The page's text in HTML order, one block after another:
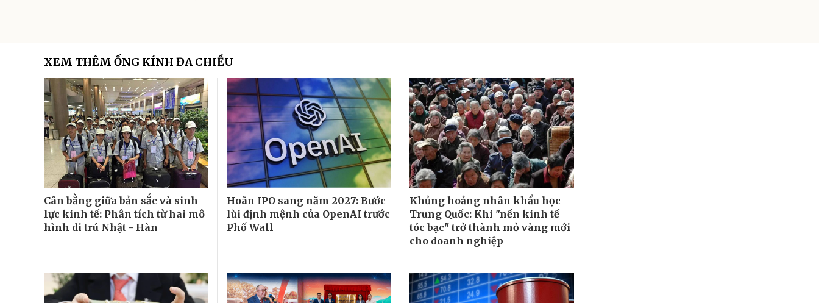
XEM THÊM ỐNG KÍNH ĐA CHIỀU
Cân bằng giữa bản sắc và sinh
lực kinh tế: Phân tích từ hai mô
hình di trú Nhật - Hàn
Hoãn IPO sang năm 2027: Bước
lùi định mệnh của OpenAI trước
Phố Wall
Khủng hoảng nhân khẩu học
Trung Quốc: Khi "nền kinh tế
tóc bạc" trở thành mỏ vàng mới
cho doanh nghiệp